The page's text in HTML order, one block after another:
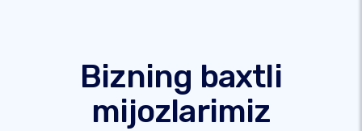
Bizning baxtli
mijozlarimiz